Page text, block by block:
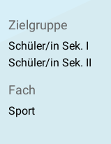
Zielgruppe
Schüler/in Sek. I
Schüler/in Sek. II
Fach
Sport